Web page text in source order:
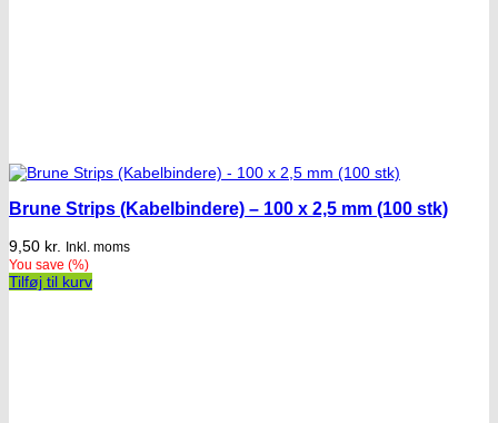
Brune Strips (Kabelbindere) – 100 x 2,5 mm (100 stk)
9,50 kr. Inkl. moms
You save (%)
Tilføj til kurv